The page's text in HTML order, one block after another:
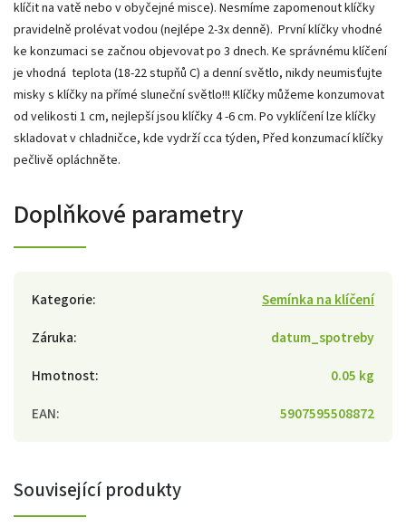
klíčit na vatě nebo v obyčejné misce). Nesmíme zapomenout klíčky
pravidelně prolévat vodou (nejlépe 2-3x denně). První klíčky vhodné
ke konzumaci se začnou objevovat po 3 dnech. Ke správnému klíčení
je vhodná teplota (18-22 stupňů C) a denní světlo, nikdy neumisťujte
misky s klíčky na přímé sluneční světlo!!! Klíčky můžeme konzumovat
od velikosti 1 cm, nejlepší jsou klíčky 4 -6 cm. Po vyklíčení lze klíčky
skladovat v chladničce, kde vydrží cca týden, Před konzumací klíčky
pečlivě opláchněte.
Doplňkové parametry
Kategorie:
Semínka na klíčení
Záruka:
datum_spotreby
Hmotnost:
0.05 kg
EAN: 5907595508872
Související produkty